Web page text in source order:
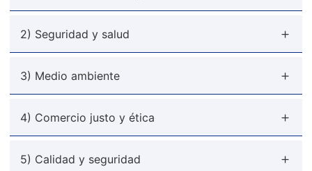
2) Seguridad y salud
3) Medio ambiente
4) Comercio justo y ética
5) Calidad y seguridad